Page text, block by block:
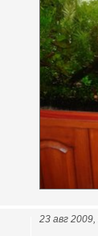
23 авг 2009,